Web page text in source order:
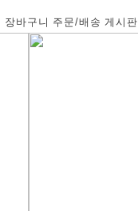
장바구니 주문/배송 게시판